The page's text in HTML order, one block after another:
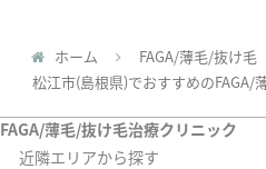
ホーム FAGA/薄毛/抜け毛
松江市(島根県)でおすすめのFAGA/
FAGA/薄毛/抜け毛治療クリニック
近隣エリアから探す